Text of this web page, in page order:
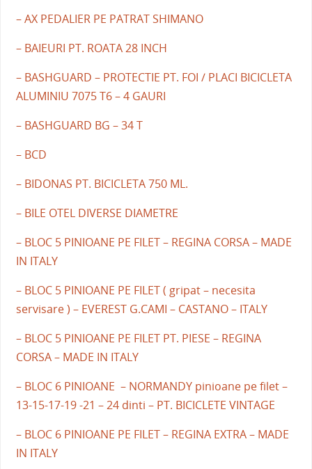
– AX PEDALIER PE PATRAT SHIMANO
– BAIEURI PT. ROATA 28 INCH
– BASHGUARD – PROTECTIE PT. FOI / PLACI BICICLETA
ALUMINIU 7075 T6 – 4 GAURI
– BASHGUARD BG – 34 T
– BCD
– BIDONAS PT. BICICLETA 750 ML.
– BILE OTEL DIVERSE DIAMETRE
– BLOC 5 PINIOANE PE FILET – REGINA CORSA – MADE
IN ITALY
– BLOC 5 PINIOANE PE FILET ( gripat – necesita
servisare ) – EVEREST G.CAMI – CASTANO – ITALY
– BLOC 5 PINIOANE PE FILET PT. PIESE – REGINA
CORSA – MADE IN ITALY
– BLOC 6 PINIOANE – NORMANDY pinioane pe filet –
13-15-17-19 -21 – 24 dinti – PT. BICICLETE VINTAGE
– BLOC 6 PINIOANE PE FILET – REGINA EXTRA – MADE
IN ITALY